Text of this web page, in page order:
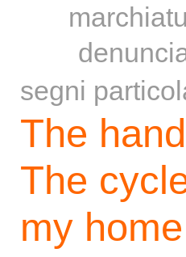
segni
The
The
my